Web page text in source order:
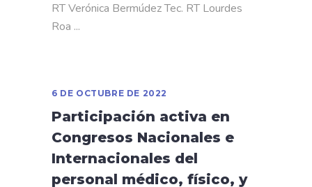
RT Verónica Bermúdez Tec. RT Lourdes
Roa
6 DE OCTUBRE DE 2022
Participación activa en
Congresos Nacionales e
Internacionales del
personal médico, físico, y